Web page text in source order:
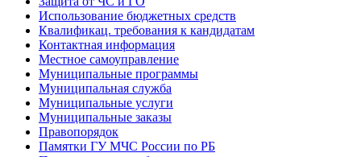
Использование бюджетных средств
Квалификац. требования к кандидатам
Контактная информация
Местное самоуправление
Муниципальные программы
Муниципальная служба
Муниципальные услуги
Муниципальные заказы
Правопорядок
Памятки ГУ МЧС России по РБ